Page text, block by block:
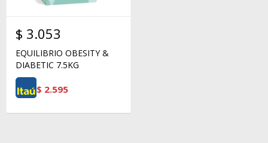
$ 3.053
EQUILIBRIO OBESITY &
DIABETIC 7.5KG
$ 2.595